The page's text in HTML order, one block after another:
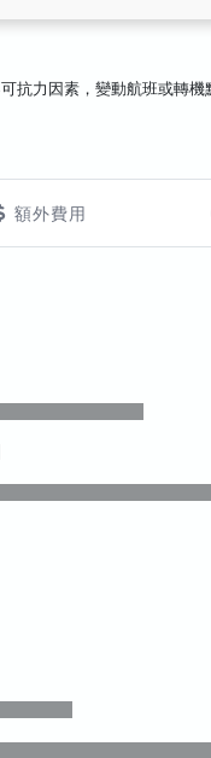
抗力因素，變動航班或轉
額外費用